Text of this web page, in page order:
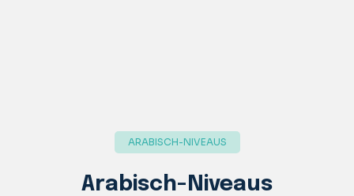
ARABISCH-NIVEAUS
Arabisch-Niveaus